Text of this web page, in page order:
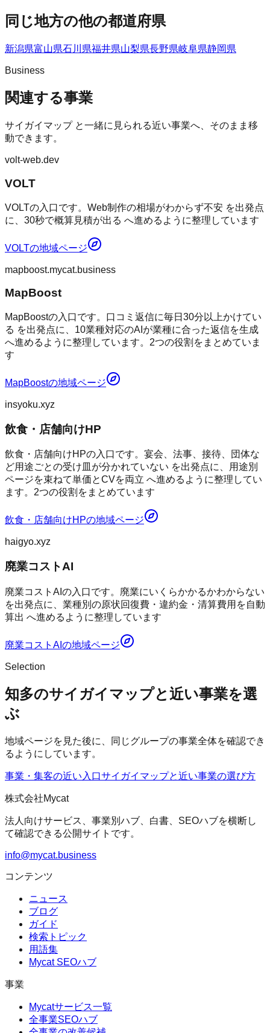
同じ地方の他の都道府県
新潟県富山県石川県福井県山梨県長野県岐阜県静岡県
Business
関連する事業
サイガイマップと一緒に見られる近い事業へ、そのまま移
動できます。
volt-web.dev
VOLT
VOLTの入口です。Web制作の相場がわからず不安 を出発点
に、30秒で概算見積が出る へ進めるように整理しています
VOLTの地域ページ
mapboost.mycat.business
MapBoost
MapBoostの入口です。口コミ返信に毎日30分以上かけてい
る を出発点に、10業種対応のAIが業種に合った返信を生成
へ進めるように整理しています。2つの役割をまとめていま
す
MapBoostの地域ページ
insyoku.xyz
飲食・店舗向けHP
飲食・店舗向けHPの入口です。宴会、法事、接待、団体な
ど用途ごとの受け皿が分かれていない を出発点に、用途別
ページを束ねて単価とCVを両立 へ進めるように整理してい
ます。2つの役割をまとめています
飲食・店舗向けHPの地域ページ
haigyo.xyz
廃業コストAI
廃業コストAIの入口です。廃業にいくらかかるかわからない
を出発点に、業種別の原状回復費・違約金・清算費用を自動
算出 へ進めるように整理しています
廃業コストAI の地域ページ
Selection
知多のサイガイマップと近い事業を選
ぶ
地域ページを見た後に、同じグループの事業全体を確認でき
るようにしています。
事業・集客の近い入口サイガイマップと近い事業の選び方
株式会社Mycat
法人向けサービス、事業別ハブ、白書、SEOハブを横断し
て確認できる公開サイトです。
info@mycat.business
コンテンツ
ニュース
ブログ
ガイド
検索トピック
用語集
Mycat SEOハブ
事業
Mycatサービス一覧
全事業SEOハブ